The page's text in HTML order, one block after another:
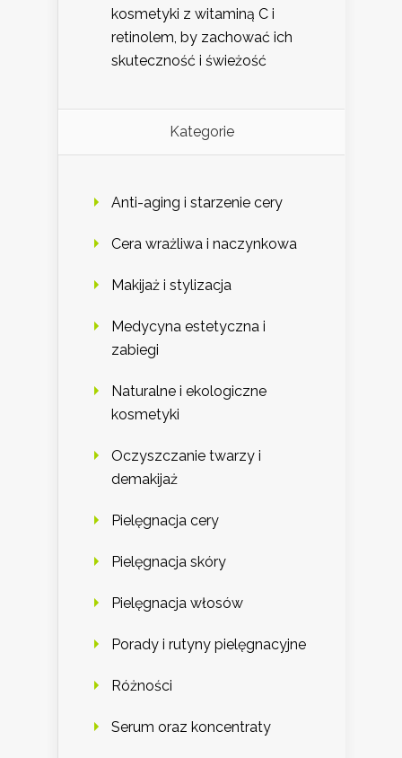
kosmetyki z witaminą C i
retinolem, by zachować ich
skuteczność i świeżość
Kategorie
Anti-aging i starzenie cery
Cera wrażliwa i naczynkowa
Makijaż i stylizacja
Medycyna estetyczna i
zabiegi
Naturalne i ekologiczne
kosmetyki
Oczyszczanie twarzy i
demakijaż
Pielęgnacja cery
Pielęgnacja skóry
Pielęgnacja włosów
Porady i rutyny pielęgnacyjne
Różności
Serum oraz koncentraty